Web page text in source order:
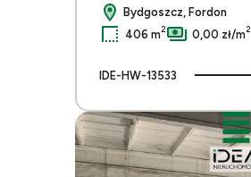
Bydgoszcz, Fordon
406 m2 0,00 zł/m2
IDE-HW-13533